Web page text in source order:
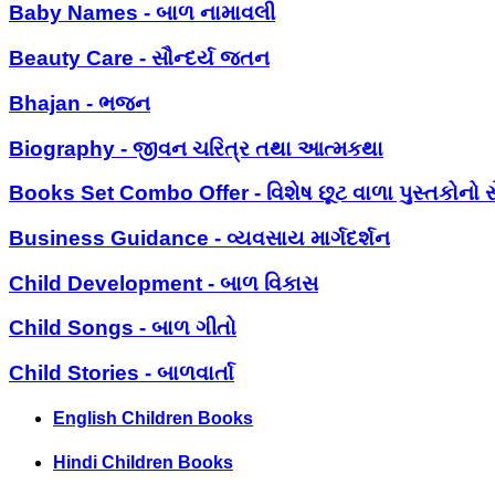
Baby Names - બાળ નામાવલી
Beauty Care - સૌન્દર્ય જતન
Bhajan - ભજન
Biography - જીવન ચરિત્ર તથા આત્મકથા
Books Set Combo Offer - વિશેષ છૂટ વાળા પુસ્તકોનો
Business Guidance - વ્યવસાય માર્ગદર્શન
Child Development - બાળ વિકાસ
Child Songs - બાળ ગીતો
Child Stories - બાળવાર્તા
English Children Books
Hindi Children Books